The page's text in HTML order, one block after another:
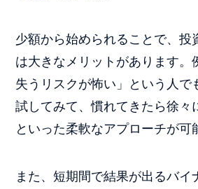
少額から始められることで、投
は大きなメリットがあります。
失うリスクが怖い」という人で
試してみて、慣れてきたら徐々
といった柔軟なアプローチが可
また、短期間で結果が出るバイ